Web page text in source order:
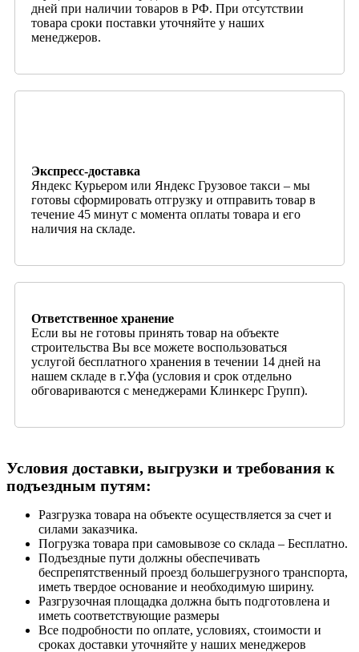
дней при наличии товаров в РФ. При отсутствии
товара сроки поставки уточняйте у наших
менеджеров.
Экспресс-доставка
Яндекс Курьером или Яндекс Грузовое такси – мы
готовы сформировать отгрузку и отправить товар в
течение 45 минут с момента оплаты товара и его
наличия на складе.
Ответственное хранение
Если вы не готовы принять товар на объекте
строительства Вы все можете воспользоваться
услугой бесплатного хранения в течении 14 дней на
нашем складе в г.Уфа (условия и срок отдельно
обговариваются с менеджерами Клинкерс Групп).
Условия доставки, выгрузки и требования к
подъездным путям:
Разгрузка товара на объекте осуществляется за счет и
силами заказчика.
Погрузка товара при самовывозе со склада – Бесплатно.
Подъездные пути должны обеспечивать
беспрепятственный проезд большегрузного транспорта,
иметь твердое основание и необходимую ширину.
Разгрузочная площадка должна быть подготовлена и
иметь соответствующие размеры
Все подробности по оплате, условиях, стоимости и
сроках доставки уточняйте у наших менеджеров